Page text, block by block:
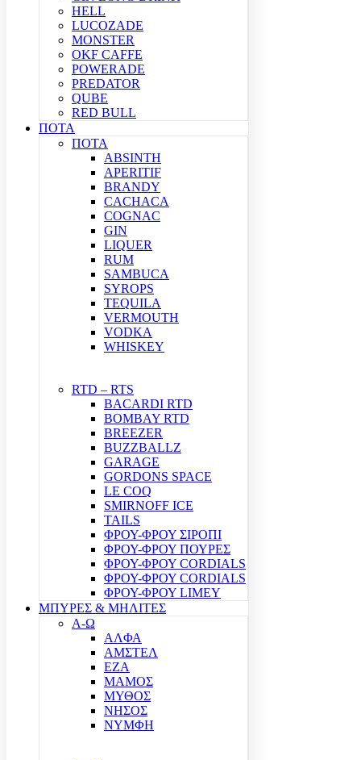
HELL
LUCOZADE
MONSTER
OKF CAFFE
POWERADE
PREDATOR
QUBE
RED BULL
ΠΟΤΑ
ΠΟΤΑ
ABSINTH
APERITIF
BRANDY
CACHACA
COGNAC
GIN
LIQUER
RUM
SAMBUCA
SYROPS
TEQUILA
VERMOUTH
VODKA
WHISKEY
RTD – RTS
BACARDI RTD
BOMBAY RTD
BREEZER
BUZZBALLZ
GARAGE
GORDONS SPACE
LE COQ
SMIRNOFF ICE
TAILS
ΦΡΟΥ-ΦΡΟΥ ΣΙΡΟΠΙ
ΦΡΟΥ-ΦΡΟΥ ΠΟΥΡΕΣ
ΦΡΟΥ-ΦΡΟΥ CORDIALS
ΦΡΟΥ-ΦΡΟΥ CORDIALS
ΦΡΟΥ-ΦΡΟΥ LIMEY
ΜΠΥΡΕΣ & ΜΗΛΙΤΕΣ
Α-Ω
ΑΛΦΑ
ΑΜΣΤΕΛ
ΕΖΑ
ΜΑΜΟΣ
ΜΥΘΟΣ
ΝΗΣΟΣ
ΝΥΜΦΗ